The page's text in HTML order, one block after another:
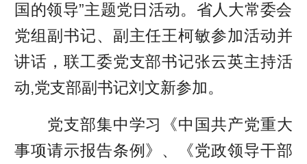
国的领导”主题党日活动。省人大常委会
党组副书记、副主任王柯敏参加活动并
讲话，联工委党支部书记张云英主持活
动,党支部副书记刘文新参加。
党支部集中学习《中国共产党重大
事项请示报告条例》、《党政领导干部